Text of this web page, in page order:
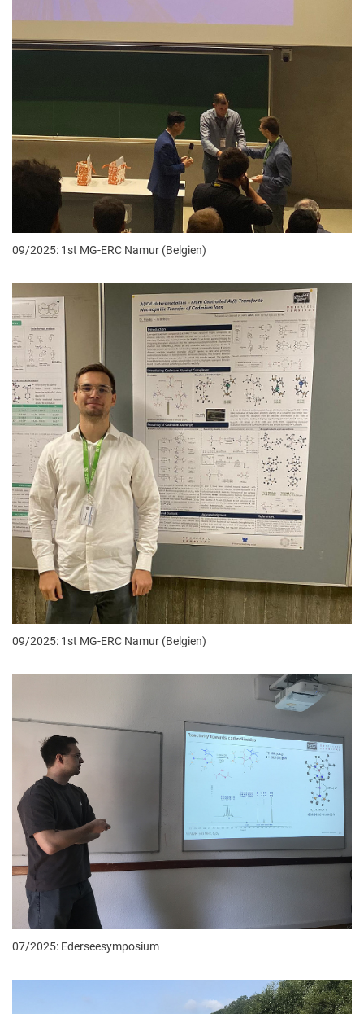
09/2025: 1st MG-ERC Namur (Belgien)
09/2025: 1st MG-ERC Namur (Belgien)
07/2025: Ederseesymposium